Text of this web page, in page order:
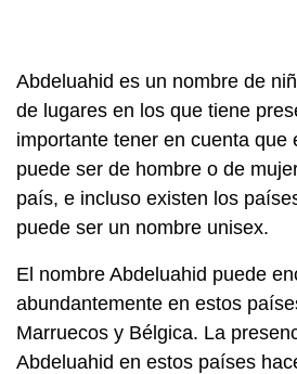
Abdeluahid es un nombre de
de lugares en los que tiene
importante tener en cuenta que
puede ser de hombre o de
país, e incluso existen los
puede ser un nombre unisex.
El nombre Abdeluahid puede
abundantemente en estos
Marruecos y Bélgica. La
Abdeluahid en estos países